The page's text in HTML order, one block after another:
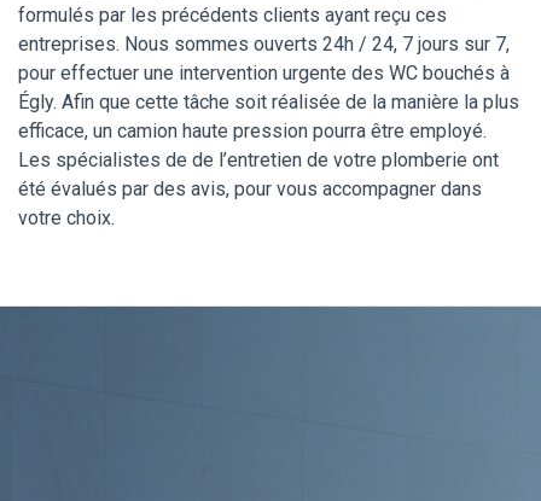
formulés par les précédents clients ayant reçu ces
entreprises. Nous sommes ouverts 24h / 24, 7 jours sur 7,
pour effectuer une intervention urgente des WC bouchés à
Égly. Afin que cette tâche soit réalisée de la manière la plus
efficace, un camion haute pression pourra être employé.
Les spécialistes de de l’entretien de votre plomberie ont
été évalués par des avis, pour vous accompagner dans
votre choix.